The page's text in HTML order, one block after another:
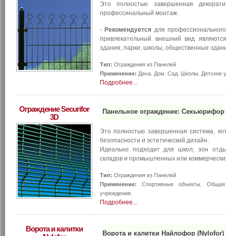
Это полностью завершенная
профессинальный монтаж.
- Рекомендуется для
привлекательный внешний вид
здания, парки, школы, общественные
Тип: Ограждения из Панелей
Применение: Дача. Дом. Сад. Школы. Детские
Подробнее...
Ограждение Securifor
3D
Панельное ограждение: Секьюрифор
Это полностью завершенная система,
безопасности и эстетический дизайн.
Идеально подходит для школ, зон
складов и промышленных или
Тип: Ограждения из Панелей
Применение: Спортивные объекты. Общая
учреждения.
Подробнее...
Ворота и калитки
Ворота и калитки Найлофор (Nylofor)